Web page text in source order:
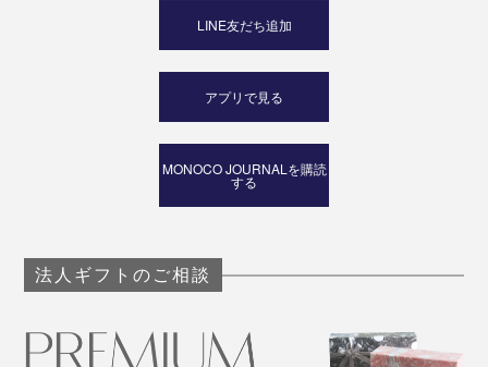
LINE友だち追加
アプリで見る
MONOCO JOURNALを購読
する
法人ギフトのご相談